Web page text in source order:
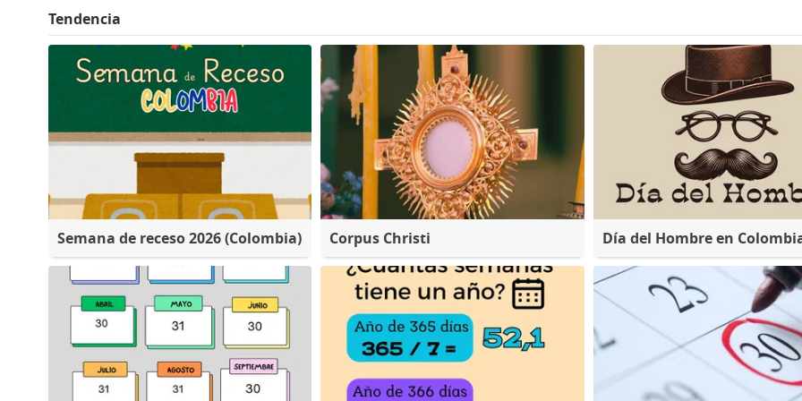
Tendencia
Semana de receso 2026 (Colombia) Corpus Christi Día del Hombre en